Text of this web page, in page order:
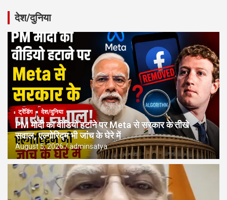
देश/दुनिया
ट्रेंडिंग देश/दुनिया
PM मोदी का वीडियो हटाने पर Meta से सरकार के तीखे
सवाल, एल्गोरिद्म भी जांच के घेरे में
August 5, 2026 adminsatya